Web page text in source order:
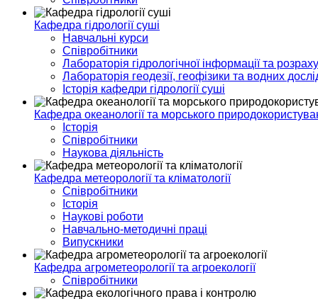
Кафедра гідрології суші
Навчальні курси
Співробітники
Лабораторія гідрологічної інформації та
Лабораторія геодезії, геофізики та водних
Історія кафедри гідрології суші
Кафедра океанології та морського
Історія
Співробітники
Наукова діяльність
Кафедра метеорології та кліматології
Співробітники
Історія
Наукові роботи
Навчально-методичні праці
Випускники
Кафедра агрометеорології та агроекології
Співробітники